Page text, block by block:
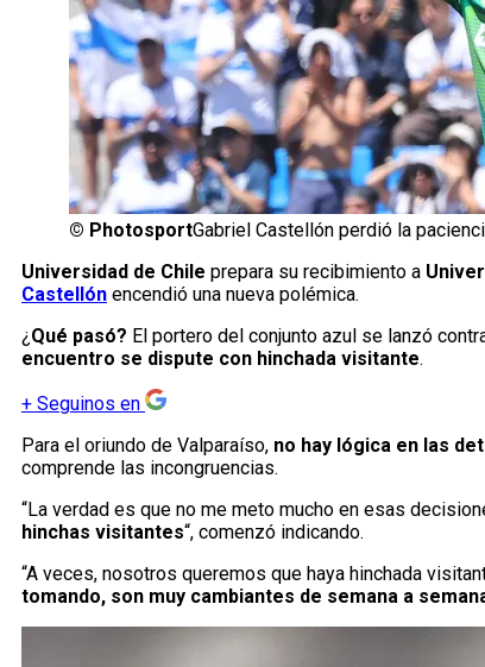
© PhotosportGabriel Castellón perdió la
Universidad de Chile prepara su recibimiento a
Castellón encendió una nueva polémica.
¿Qué pasó? El portero del conjunto azul se lanzó
encuentro se dispute con hinchada visitante.
+ Seguinos en
Para el oriundo de Valparaíso, no hay lógica en las
comprende las incongruencias.
“La verdad es que no me meto mucho en esas
hinchas visitantes“, comenzó indicando.
“A veces, nosotros queremos que haya hinchada
tomando, son muy cambiantes de semana a